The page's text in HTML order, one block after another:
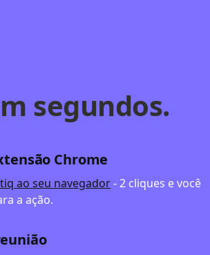
segundos.
Chrome
ao seu navegador- 2 cliques e você
a ação.